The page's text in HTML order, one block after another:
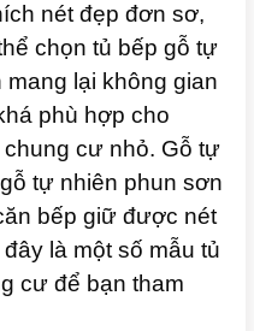
nét đẹp đơn sơ,
chọn tủ bếp gỗ tự
lại không gian
phù hợp cho
cư nhỏ. Gỗ tự
tự nhiên phun sơn
bếp giữ được nét
là một số mẫu tủ
cư để bạn tham